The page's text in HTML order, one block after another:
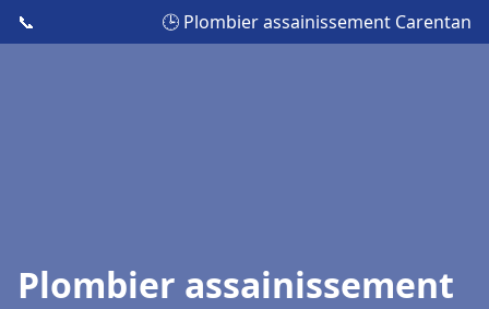
📞 🕒 Plombier assainissement Carentan
Plombier assainissement